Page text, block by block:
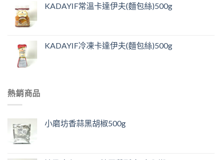
KADAYIF常溫卡達伊夫(麵包絲)500g
KADAYIF冷凍卡達伊夫(麵包絲)500g
熱銷商品
小磨坊香蒜黑胡椒500g